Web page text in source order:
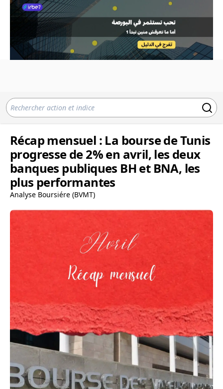
Récap mensuel : La bourse de Tunis
progresse de 2% en avril, les deux
banques publiques BH et BNA, les
plus performantes
Analyse Boursiére (BVMT)